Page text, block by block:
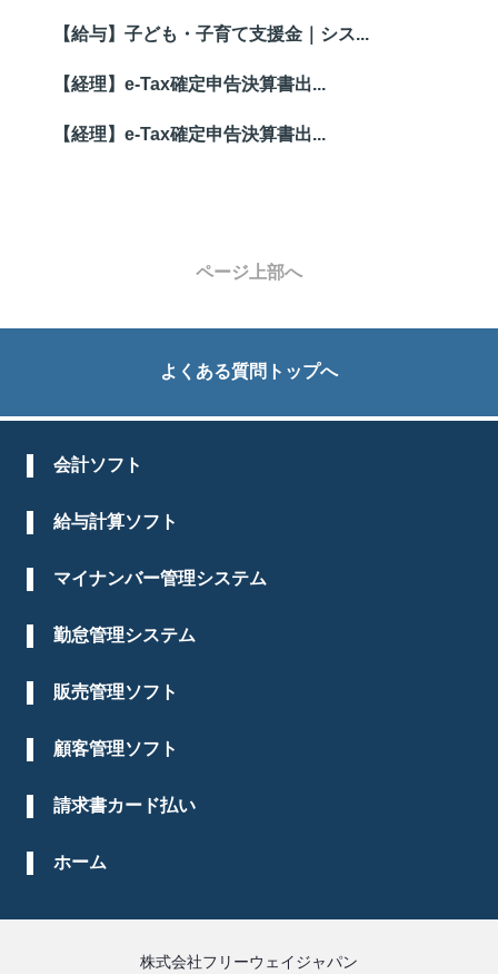
【給与】子ども・子育て支援金｜シス...
【経理】e-Tax確定申告決算書出...
【経理】e-Tax確定申告決算書出...
ページ上部へ
よくある質問トップへ
会計ソフト
給与計算ソフト
マイナンバー管理システム
勤怠管理システム
販売管理ソフト
顧客管理ソフト
請求書カード払い
ホーム
株式会社フリーウェイジャパン